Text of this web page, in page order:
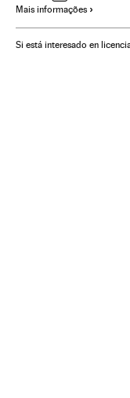
Déficit público
Crise econômica
Mais informações
Si está interesado en